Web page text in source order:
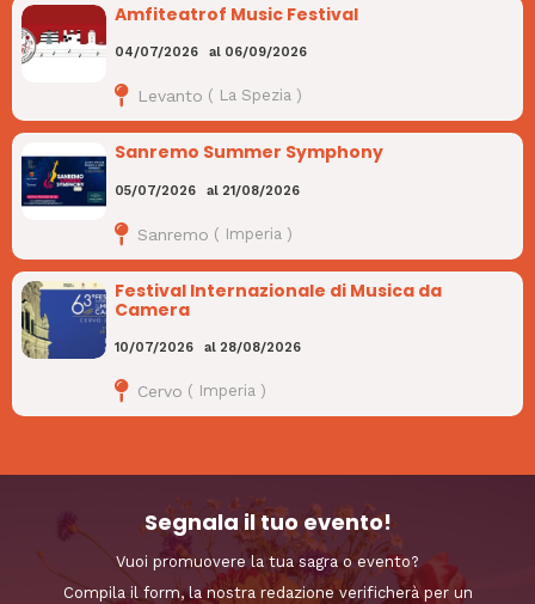
Amfiteatrof Music Festival
04/07/2026 al 06/09/2026
Levanto ( La Spezia)
Sanremo Summer Symphony
05/07/2026 al 21/08/2026
Sanremo ( Imperia )
Festival Internazionale di Musica da
Camera
10/07/2026 al 28/08/2026
Cervo ( Imperia)
Segnala il tuo evento!
Vuoi promuovere la tua sagra o evento?
Compila il form, la nostra redazione verificherà per un